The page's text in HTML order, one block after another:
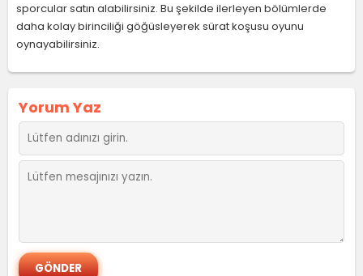
sporcular satın alabilirsiniz. Bu şekilde ilerleyen bölümlerde
daha kolay birinciliği göğüsleyerek sürat koşusu oyunu
oynayabilirsiniz.
Yorum Yaz